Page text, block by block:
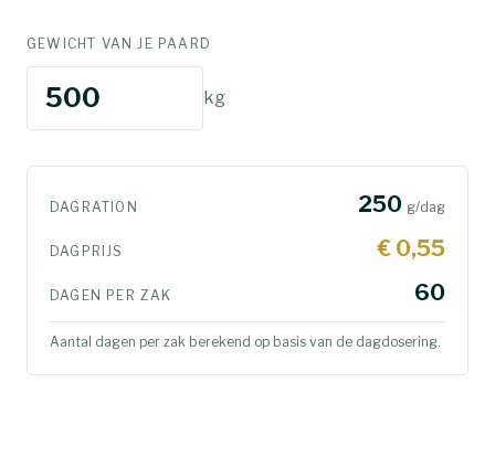
GEWICHT VAN JE PAARD
kg
DAGRATION 250 g/dag
DAGPRIJS € 0,55
DAGEN PER ZAK 60
Aantal dagen per zak berekend op basis van de dagdosering.